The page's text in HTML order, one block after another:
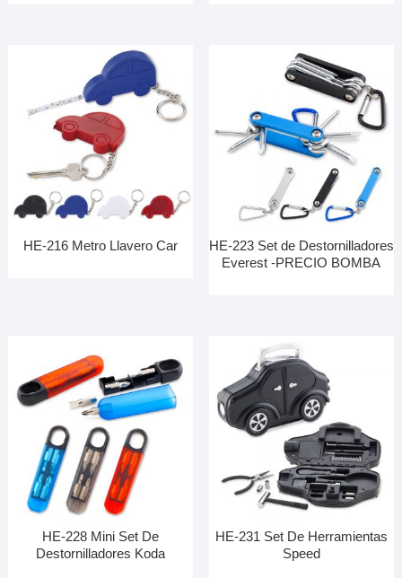
HE-216 Metro Llavero Car
HE-223 Set de Destornilladores
Everest -PRECIO BOMBA
HE-228 Mini Set De
Destornilladores Koda
HE-231 Set De Herramientas
Speed